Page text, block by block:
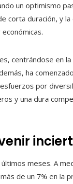
un optimismo
corta duración, y la
centrándose en la
ha
por
y una dura
meses. A
de un 7% en la